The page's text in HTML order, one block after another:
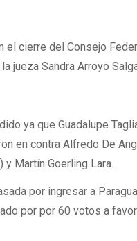
cierre del Consejo
jueza Sandra Arroyo
ya que Guadalupe
en contra Alfredo De
y Martín Goerling Lara.
por ingresar a
por por 60 votos a